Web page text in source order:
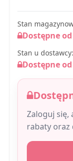
Stan
Dostępne
Stan u dostawcy:
Dostępne
Zaloguj się,
rabaty